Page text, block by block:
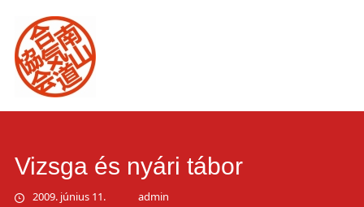
Vizsga és nyári tábor
2009. június 11. admin